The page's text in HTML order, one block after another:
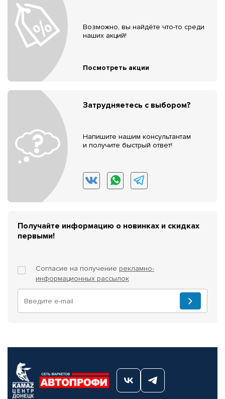
Возможно, вы найдёте что-то среди
наших акций!
Посмотреть акции
Затрудняетесь с выбором?
Напишите нашим консультантам
и получите быстрый ответ!
Получайте информацию о новинках и скидках
первыми!
Согласие на получение рекламно-
информационных рассылок